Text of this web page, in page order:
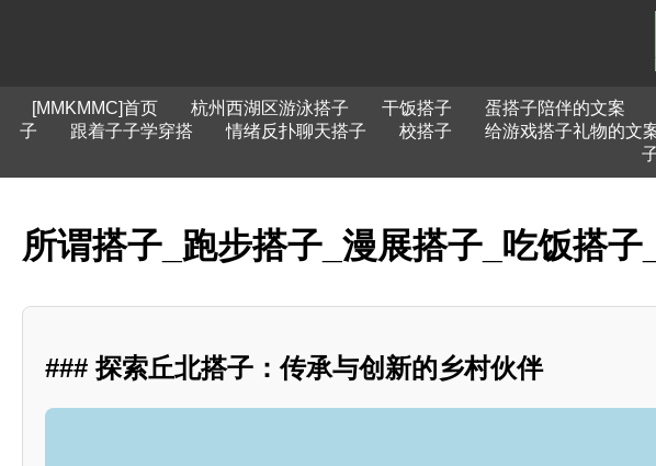
[MMKMMC]首页 杭州西湖区游泳搭子 干饭搭子 蛋搭子陪伴的文案
子
跟着子子学穿搭 情绪反扑聊天搭子 校搭子 给游戏搭子礼物的文
所谓搭子_跑步搭子_漫展搭子_吃饭搭子
### 探索丘北搭子：传承与创新的乡村伙伴